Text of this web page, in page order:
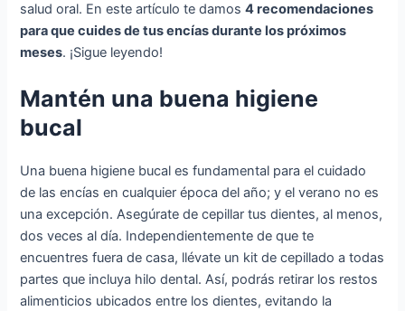
salud oral. En este artículo te damos4 recomendaciones
para que cuides de tus encías durante los próximos
meses. ¡Sigue leyendo!
Mantén una buena higiene
bucal
Una buena higiene bucal es fundamental para el cuidado
de las encías en cualquier época del año; y el verano no es
una excepción. Asegúrate de cepillar tus dientes, al menos,
dos veces al día. Independientemente de que te
encuentres fuera de casa, llévate un kit de cepillado a todas
partes que incluya hilo dental. Así, podrás retirar los restos
alimenticios ubicados entre los dientes, evitando la